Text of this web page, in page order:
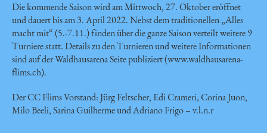
Die kommende Saison wird am Mittwoch, 27. Oktober eröffnet
und dauert bis am 3. April 2022. Nebst dem traditionellen „Alles
macht mit“ (5.-7.11.) finden über die ganze Saison verteilt weitere 9
Turniere statt. Details zu den Turnieren und weitere Informationen
sind auf der Waldhausarena Seite publiziert (www.waldhausarena-
flims.ch).
Der CC Flims Vorstand: Jürg Feltscher, Edi Crameri, Corina Juon,
Milo Beeli, Sarina Guilherme und Adriano Frigo – v.l.n.r